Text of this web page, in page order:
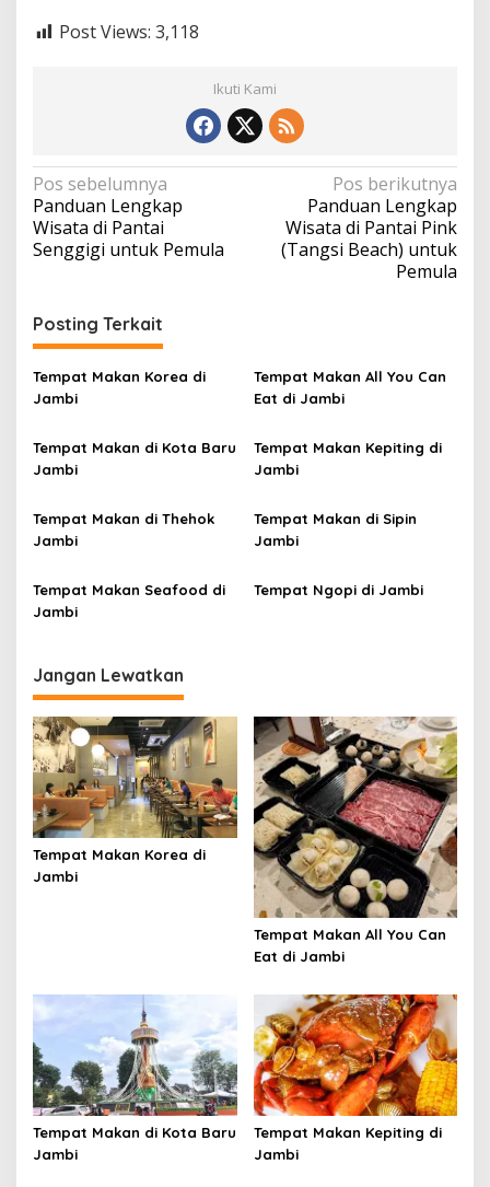
Post Views: 3,118
Ikuti Kami
N
a
v
g
a
s
i
o
Pos sebelumnya
Panduan Lengkap
Wisata di Pantai
Senggigi untuk Pemula
Pos berikutnya
Panduan Lengkap
Wisata di Pantai Pink
(Tangsi Beach) untuk
Pemula
Posting Terkait
Tempat Makan Korea di
Jambi
Tempat Makan All You Can
Eat di Jambi
Tempat Makan di Kota Baru
Jambi
Tempat Makan Kepiting di
Jambi
Tempat Makan di Thehok
Jambi
Tempat Makan di Sipin
Jambi
Tempat Makan Seafood di
Jambi
Tempat Ngopi di Jambi
Jangan Lewatkan
Tempat Makan Korea di
Jambi
Tempat Makan All You Can
Eat di Jambi
Tempat Makan di Kota Baru
Jambi
Tempat Makan Kepiting di
Jambi